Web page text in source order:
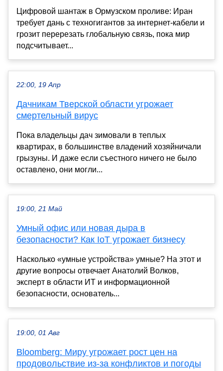
Цифровой шантаж в Ормузском проливе: Иран
требует дань с техногигантов за интернет-кабели и
грозит перерезать глобальную связь, пока мир
подсчитывает...
22:00, 19 Апр
Дачникам Тверской области угрожает
смертельный вирус
Пока владельцы дач зимовали в теплых
квартирах, в большинстве владений хозяйничали
грызуны. И даже если съестного ничего не было
оставлено, они могли...
19:00, 21 Май
Умный офис или новая дыра в
безопасности? Как IoT угрожает бизнесу
Насколько «умные устройства» умные? На этот и
другие вопросы отвечает Анатолий Волков,
эксперт в области ИТ и информационной
безопасности, основатель...
19:00, 01 Авг
Bloomberg: Миру угрожает рост цен на
продовольствие из-за конфликтов и погоды